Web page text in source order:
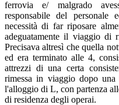
ferrovia e/ malgrado
responsabile del
necessità di far riposare
adeguatamente il viaggio di
Precisava altresì che quella
ed era terminato alle 4,
attrezzi di una certa
rimessa in viaggio dopo una
l'alloggio di L, con partenza
di residenza degli operai.